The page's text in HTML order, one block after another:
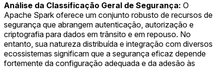
Análise da Classificação Geral de Segurança: O
Apache Spark oferece um conjunto robusto de recursos de
segurança que abrangem autenticação, autorização e
criptografia para dados em trânsito e em repouso. No
entanto, sua natureza distribuída e integração com diversos
ecossistemas significam que a segurança eficaz depende
fortemente da configuração adequada e da adesão às